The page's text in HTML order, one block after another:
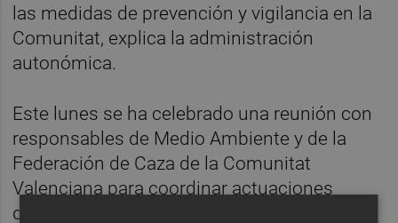
las medidas de prevención y vigilancia en la
Comunitat, explica la administración
autonómica.
Este lunes se ha celebrado una reunión con
responsables de Medio Ambiente y de la
Federación de Caza de la Comunitat
Valenciana para coordinar actuaciones
dirigidas a intensificar la vigilancia y el